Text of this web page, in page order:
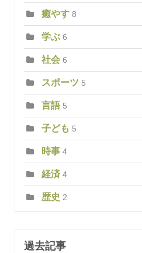
癒やす 8
学ぶ 6
社会 6
スポーツ 5
言語 5
子ども 5
時事 4
経済 4
歴史 2
過去記事